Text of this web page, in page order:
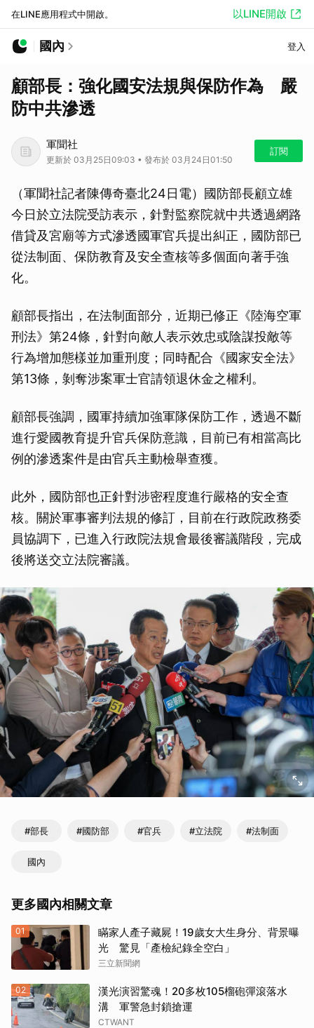
在LINE應用程式中開啟。 以LINE開啟
國內 登入
顧部長：強化國安法規與保防作為 嚴
防中共滲透
軍聞社
更新於 03月25日09:03 • 發布於 03月24日01:50
訂閱
（軍聞社記者陳傳奇臺北24日電）國防部長顧立雄
今日於立法院受訪表示，針對監察院就中共透過網路
借貸及宮廟等方式滲透國軍官兵提出糾正，國防部已
從法制面、保防教育及安全查核等多個面向著手強
化。
顧部長指出，在法制面部分，近期已修正《陸海空軍
刑法》第24條，針對向敵人表示效忠或陰謀投敵等
行為增加態樣並加重刑度；同時配合《國家安全法》
第13條，剝奪涉案軍士官請領退休金之權利。
顧部長強調，國軍持續加強軍隊保防工作，透過不斷
進行愛國教育提升官兵保防意識，目前已有相當高比
例的滲透案件是由官兵主動檢舉查獲。
此外，國防部也正針對涉密程度進行嚴格的安全查
核。關於軍事審判法規的修訂，目前在行政院政務委
員協調下，已進入行政院法規會最後審議階段，完成
後將送交立法院審議。
#部長 #國防部 #官兵 #立法院 #法制面
國內
更多國內相關文章
01
瞞家人產子藏屍！19歲女大生身分、背景曝
光 驚見「產檢紀錄全空白」
三立新聞網
02
漢光演習驚魂！20多枚105榴砲彈滾落水
溝 軍警急封鎖搶運
CTWANT